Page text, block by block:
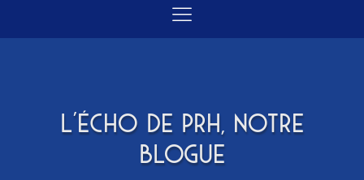
L'ÉCHO DE PRH, NOTRE
BLOGUE